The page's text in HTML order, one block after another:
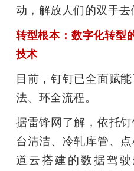
动，解放人们的双手
转型根本：数字化转型
技术
目前，钉钉已全面赋
法、环全流程。
据雷锋网了解，依托
台清洁、冷轧库管、
道云搭建的数据驾